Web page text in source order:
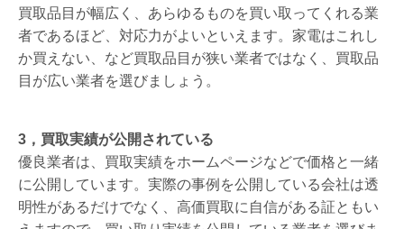
買取品目が幅広く、あらゆるものを買い取ってくれる業
者であるほど、対応力がよいといえます。家電はこれし
か買えない、など買取品目が狭い業者ではなく、買取品
目が広い業者を選びましょう。
3，買取実績が公開されている
優良業者は、買取実績をホームページなどで価格と一緒
に公開しています。実際の事例を公開している会社は透
明性があるだけでなく、高価買取に自信がある証ともい